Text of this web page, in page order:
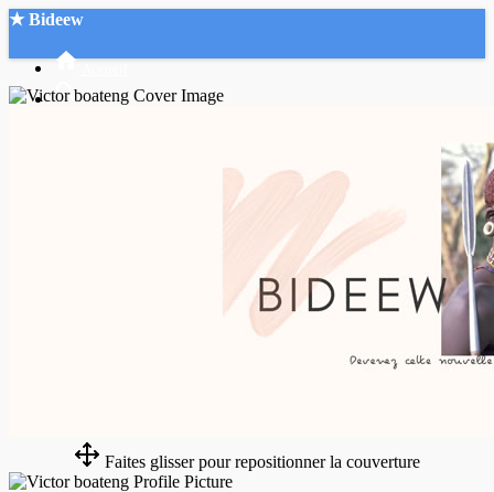
★ Bideew
Faites glisser pour repositionner la couverture